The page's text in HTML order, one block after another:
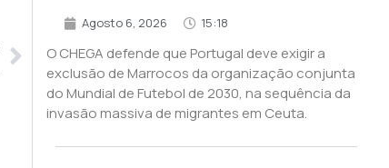
Agosto 6, 2026 15:18
O CHEGA defende que Portugal deve exigir a
exclusão de Marrocos da organização conjunta
do Mundial de Futebol de 2030, na sequência da
invasão massiva de migrantes em Ceuta.